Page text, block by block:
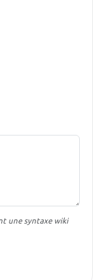
une syntaxe wiki